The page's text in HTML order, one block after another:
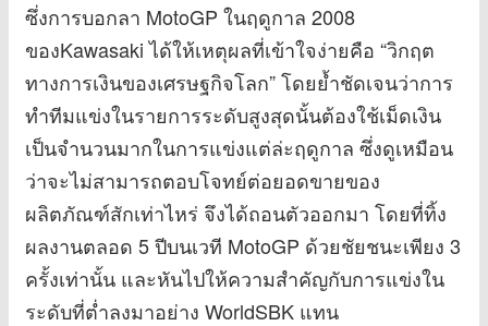
ซึ่งการบอกลา MotoGP ในฤดูกาล 2008
ของKawasaki ได้ให้เหตุผลที่เข้าใจง่ายคือ “วิกฤต
ทางการเงินของเศรษฐกิจโลก” โดยย้ำชัดเจนว่าการ
ทำทีมแข่งในรายการระดับสูงสุดนั้นต้องใช้เม็ดเงิน
เป็นจำนวนมากในการแข่งแต่ล่ะฤดูกาล ซึ่งดูเหมือน
ว่าจะไม่สามารถตอบโจทย์ต่อยอดขายของ
ผลิตภัณฑ์สักเท่าไหร่ จึงได้ถอนตัวออกมา โดยที่ทิ้ง
ผลงานตลอด 5 ปีบนเวที MotoGP ด้วยชัยชนะเพียง 3
ครั้งเท่านั้น และหันไปให้ความสำคัญกับการแข่งใน
ระดับที่ต่ำลงมาอย่าง WorldSBK แทน